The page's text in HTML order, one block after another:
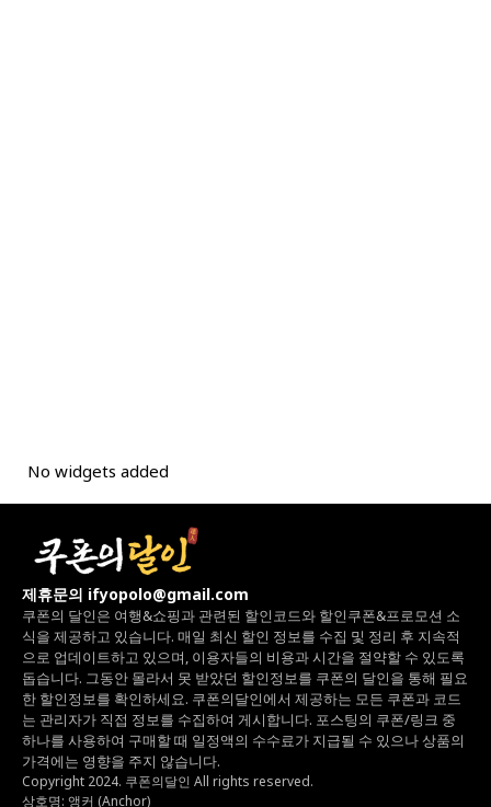
No widgets added
제휴문의 ifyopolo@gmail.com
쿠폰의 달인은 여행&쇼핑과 관련된 할인코드와 할인쿠폰&프로모션 소
식을 제공하고 있습니다. 매일 최신 할인 정보를 수집 및 정리 후 지속적
으로 업데이트하고 있으며, 이용자들의 비용과 시간을 절약할 수 있도록
돕습니다. 그동안 몰라서 못 받았던 할인정보를 쿠폰의 달인을 통해 필요
한 할인정보를 확인하세요. 쿠폰의달인에서 제공하는 모든 쿠폰과 코드
는 관리자가 직접 정보를 수집하여 게시합니다. 포스팅의 쿠폰/링크 중
하나를 사용하여 구매할 때 일정액의 수수료가 지급될 수 있으나상품의
가격에는 영향을 주지 않습니다.
Copyright 2024. 쿠폰의달인 All rights reserved.
상호명: 앵커 (Anchor)